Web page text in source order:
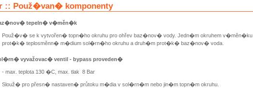
:: Použ�van� komponenty
tepeln� v�měn�k
Použ�v� se k vytvořen� topn�ho okruhu pro ohřev baz�nov� vody. Jedn�m okruhem v�měn�ku
prot�k� teplosměnn� m�dium sol�rn�ho okruhu a druh�m prot�k� baz�nov� voda.
vyvažovac� ventil - bypass proveden�
- max. teplota 130 �C, max. tlak 8 Bar
Slouž� pro přesn� nastaven� průtoku m�dia v sol�rn�m nebo jin�m topn�m okruhu.